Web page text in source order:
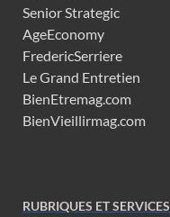
Senior Strategic
AgeEconomy
FredericSerriere
Le Grand Entretien
BienEtremag.com
BienVieillirmag.com
RUBRIQUES ET SERVICES